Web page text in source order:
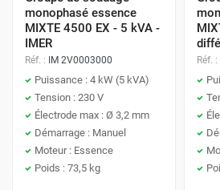
puissances de tous les
Ajoutez une marge de
tenir compte des pics de
démarrage de certains
Vous souhaitez alimenter :
Une perceuse de 800 W
Un projecteur de 500 W
Un ordinateur portable de 100
Puissance totale : 800 + 500 + 100
monophasé essence
MIXTE 4500 EX - 5 kVA -
IMER
Réf. : IM 2V0003000
Puissance : 4 kW (5 kVA)
Tension : 230 V
Électrode max : Ø 3,2 mm
Démarrage : Manuel
Moteur : Essence
Poids : 73,5 kg
Réf. :